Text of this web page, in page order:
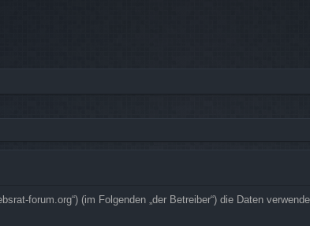
forum.org“) (im Folgenden „der Betreiber“) die Daten